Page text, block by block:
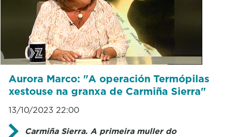
Aurora Marco: "A operación Termópilas
xestouse na granxa de Carmiña Sierra"
13/10/2023 22:00
Carmiña Sierra. A primeira muller do